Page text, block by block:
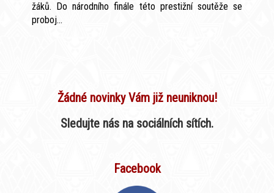
žáků. Do národního finále této prestižní soutěže se
proboj...
Žádné novinky Vám již neuniknou!
Sledujte nás na sociálních sítích.
Facebook